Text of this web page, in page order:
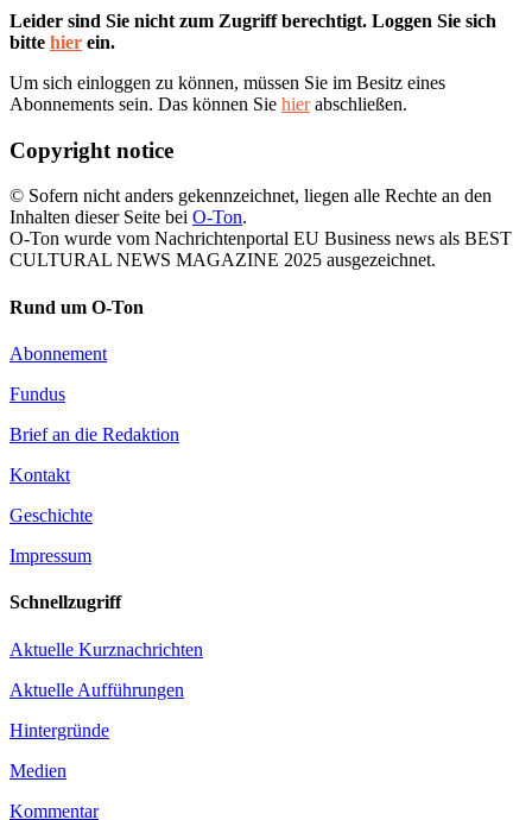
Leider sind Sie nicht zum Zugriff berechtigt. Loggen Sie sich
bitte hier ein.
Um sich einloggen zu können, müssen Sie im Besitz eines
Abonnements sein. Das können Sie hierabschließen.
Copyright notice
© Sofern nicht anders gekennzeichnet, liegen alle Rechte an den
Inhalten dieser Seite bei O-Ton.
O-Ton wurde vom Nachrichtenportal EU Business news als BEST
CULTURAL NEWS MAGAZINE 2025 ausgezeichnet.
Rund um O-Ton
Abonnement
Fundus
Brief an die Redaktion
Kontakt
Geschichte
Impressum
Schnellzugriff
Aktuelle Kurznachrichten
Aktuelle Aufführungen
Hintergründe
Medien
Kommentar